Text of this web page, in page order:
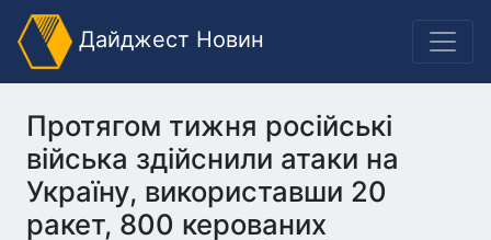
Дайджест Новин
Протягом тижня російські
війська здійснили атаки на
Україну, використавши 20
ракет, 800 керованих